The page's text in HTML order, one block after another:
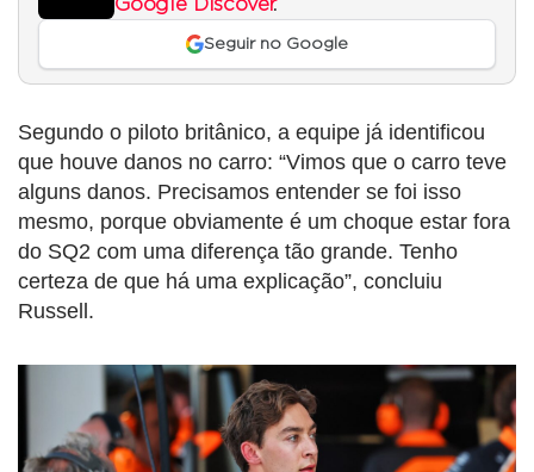
Google Discover.
Seguir no Google
Segundo o piloto britânico, a equipe já identificou
que houve danos no carro: “Vimos que o carro teve
alguns danos. Precisamos entender se foi isso
mesmo, porque obviamente é um choque estar fora
do SQ2 com uma diferença tão grande. Tenho
certeza de que há uma explicação”, concluiu
Russell.